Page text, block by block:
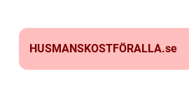
HUSMANSKOSTFÖRALLA.se